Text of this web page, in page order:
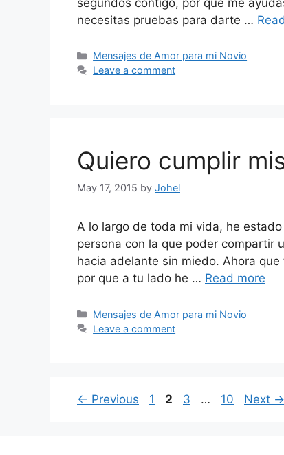
necesitas pruebas para darte …
Categories
Mensajes de Amor para mi Novio
Leave a comment
Quiero cumplir
May 17, 2015 by Johel
A lo largo de toda mi vida, he
persona con la que poder compartir
hacia adelante sin miedo. Ahora
por que a tu lado he … Read more
Categories
Mensajes de Amor para mi Novio
Leave a comment
← Previous Page
1 Page
2 Page
3 … Page
10 Next →